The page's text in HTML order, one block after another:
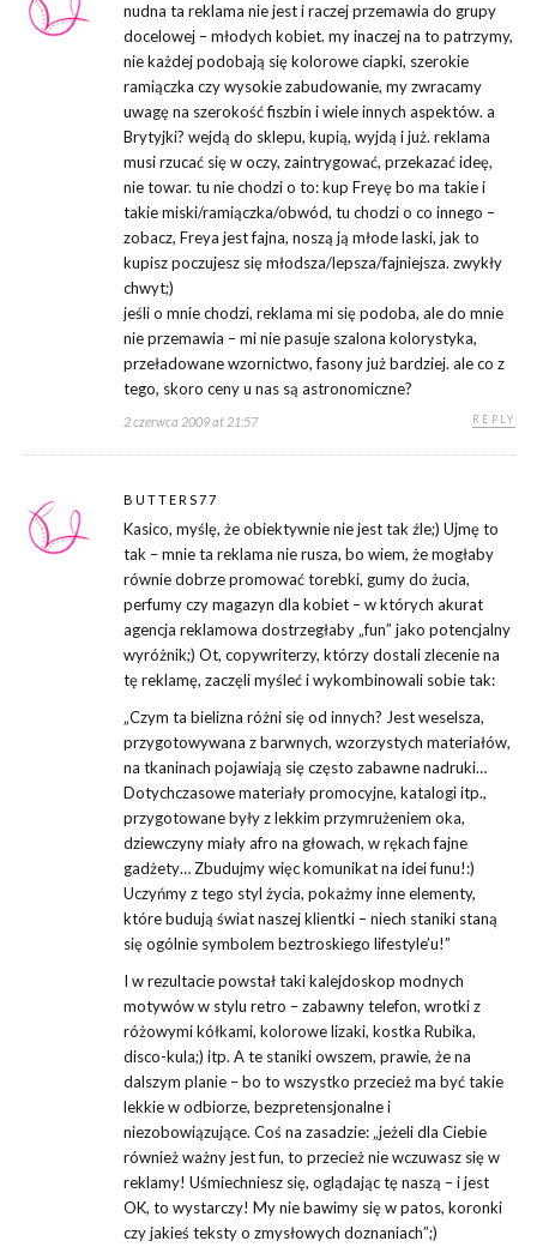
nudna ta reklama nie jest i raczej przemawia do grupy
docelowej – młodych kobiet. my inaczej na to patrzymy,
nie każdej podobają się kolorowe ciapki, szerokie
ramiączka czy wysokie zabudowanie, my zwracamy
uwagę na szerokość fiszbin i wiele innych aspektów. a
Brytyjki? wejdą do sklepu, kupią, wyjdą i już. reklama
musi rzucać się w oczy, zaintrygować, przekazać ideę,
nie towar. tu nie chodzi o to: kup Freyę bo ma takie i
takie miski/ramiączka/obwód, tu chodzi o co innego –
zobacz, Freya jest fajna, noszą ją młode laski, jak to
kupisz poczujesz się młodsza/lepsza/fajniejsza. zwykły
chwyt;)
jeśli o mnie chodzi, reklama mi się podoba, ale do mnie
nie przemawia – mi nie pasuje szalona kolorystyka,
przeładowane wzornictwo, fasony już bardziej. ale co z
tego, skoro ceny u nas są astronomiczne?
2 czerwca 2009 at 21:57 REPLY
BUTTERS77
Kasico, myślę, że obiektywnie nie jest tak źle;) Ujmę to
tak – mnie ta reklama nie rusza, bo wiem, że mogłaby
równie dobrze promować torebki, gumy do żucia,
perfumy czy magazyn dla kobiet – w których akurat
agencja reklamowa dostrzegłaby „fun” jako potencjalny
wyróżnik;) Ot, copywriterzy, którzy dostali zlecenie na
tę reklamę, zaczęli myśleć i wykombinowali sobie tak:
„Czym ta bielizna różni się od innych? Jest weselsza,
przygotowywana z barwnych, wzorzystych materiałów,
na tkaninach pojawiają się często zabawne nadruki…
Dotychczasowe materiały promocyjne, katalogi itp.,
przygotowane były z lekkim przymrużeniem oka,
dziewczyny miały afro na głowach, w rękach fajne
gadżety… Zbudujmy więc komunikat na idei funu!:)
Uczyńmy z tego styl życia, pokażmy inne elementy,
które budują świat naszej klientki – niech staniki staną
się ogólnie symbolem beztroskiego lifestyle’u!”
I w rezultacie powstał taki kalejdoskop modnych
motywów w stylu retro – zabawny telefon, wrotki z
różowymi kółkami, kolorowe lizaki, kostka Rubika,
disco-kula;) itp. A te staniki owszem, prawie, że na
dalszym planie – bo to wszystko przecież ma być takie
lekkie w odbiorze, bezpretensjonalne i
niezobowiązujące. Coś na zasadzie: „jeżeli dla Ciebie
również ważny jest fun, to przecież nie wczuwasz się w
reklamy! Uśmiechniesz się, oglądając tę naszą – i jest
OK, to wystarczy! My nie bawimy się w patos, koronki
czy jakieś teksty o zmysłowych doznaniach”;)